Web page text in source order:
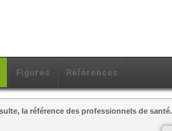
Figures Références
la référence des professionnels de santé.